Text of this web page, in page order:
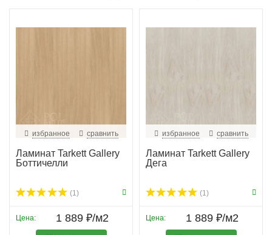
избранное сравнить
Ламинат Tarkett Gallery
Боттичелли
(1)
Цена: 1 889 ₽/м2
избранное сравнить
Ламинат Tarkett Gallery
Дега
(1)
Цена: 1 889 ₽/м2